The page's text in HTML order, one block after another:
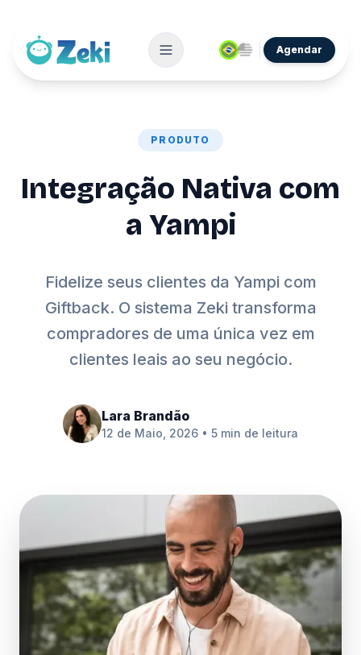
Agendar
PRODUTO
Integração Nativa com
a Yampi
Fidelize seus clientes da Yampi com
Giftback. O sistema Zeki transforma
compradores de uma única vez em
clientes leais ao seu negócio.
Lara Brandão
12 de Maio, 2026 • 5 min de leitura